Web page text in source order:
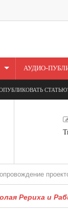
АУДИО-
проектов
Рериха и